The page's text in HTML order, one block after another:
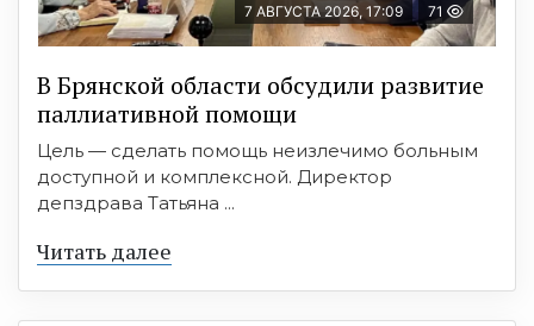
7 АВГУСТА 2026, 17:09 71
В Брянской области обсудили развитие
паллиативной помощи
Цель — сделать помощь неизлечимо больным
доступной и комплексной. Директор
депздрава Татьяна ...
Читать далее